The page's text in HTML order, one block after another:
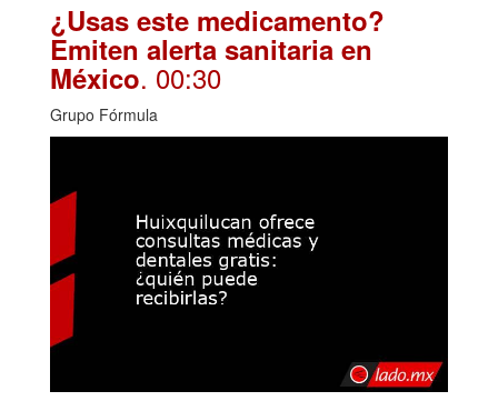
¿Usas este medicamento?
Emiten alerta sanitaria en
México. 00:30
Grupo Fórmula